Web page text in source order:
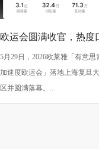
欧运会圆满收官，热度
丰收！
5月29日，2026欧莱雅「有意思
加速度欧运会」落地上海复旦
区并圆满落幕。...